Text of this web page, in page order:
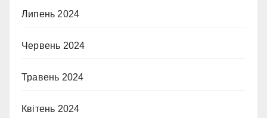
Липень 2024
Червень 2024
Травень 2024
Квітень 2024